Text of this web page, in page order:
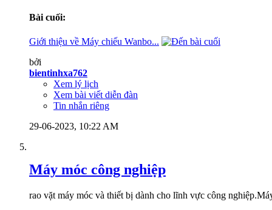
Bài cuối:
Giới thiệu về Máy chiếu Wanbo...
bởi
bientinhxa762
Xem lý lịch
Xem bài viết diễn đàn
Tin nhắn riêng
29-06-2023, 10:22 AM
Máy móc công nghiệp
rao vặt máy móc và thiết bị dành cho lĩnh vực công